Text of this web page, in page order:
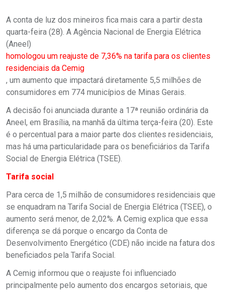
A conta de luz dos mineiros fica mais cara a partir desta
quarta-feira (28). A Agência Nacional de Energia Elétrica
(Aneel)
homologou um reajuste de 7,36% na tarifa para os clientes
residenciais da Cemig
, um aumento que impactará diretamente 5,5 milhões de
consumidores em 774 municípios de Minas Gerais.
A decisão foi anunciada durante a 17ª reunião ordinária da
Aneel, em Brasília, na manhã da última terça-feira (20). Este
é o percentual para a maior parte dos clientes residenciais,
mas há uma particularidade para os beneficiários da Tarifa
Social de Energia Elétrica (TSEE).
Tarifa social
Para cerca de 1,5 milhão de consumidores residenciais que
se enquadram na Tarifa Social de Energia Elétrica (TSEE), o
aumento será menor, de 2,02%. A Cemig explica que essa
diferença se dá porque o encargo da Conta de
Desenvolvimento Energético (CDE) não incide na fatura dos
beneficiados pela Tarifa Social.
A Cemig informou que o reajuste foi influenciado
principalmente pelo aumento dos encargos setoriais, que